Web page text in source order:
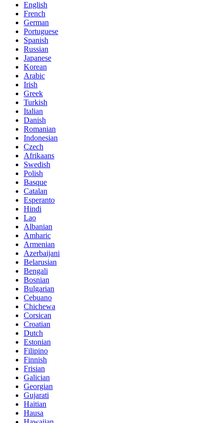
English
French
German
Portuguese
Spanish
Russian
Japanese
Korean
Arabic
Irish
Greek
Turkish
Italian
Danish
Romanian
Indonesian
Czech
Afrikaans
Swedish
Polish
Basque
Catalan
Esperanto
Hindi
Lao
Albanian
Amharic
Armenian
Azerbaijani
Belarusian
Bengali
Bosnian
Bulgarian
Cebuano
Chichewa
Corsican
Croatian
Dutch
Estonian
Filipino
Finnish
Frisian
Galician
Georgian
Gujarati
Haitian
Hausa